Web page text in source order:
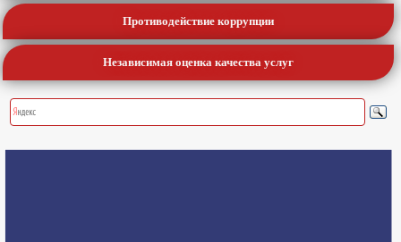
Противодействие коррупции
Независимая оценка качества услуг